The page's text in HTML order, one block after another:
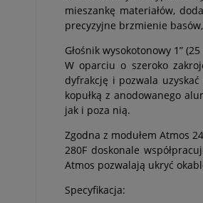
mieszankę materiałów,
precyzyjne brzmienie
Głośnik wysokotonowy 1”
W oparciu o szeroko
dyfrakcję i pozwala
kopułką z anodowanego
jak i poza nią.
Zgodna z modułem Atmos
280F doskonale
Atmos pozwalają ukryć
Specyfikacja: